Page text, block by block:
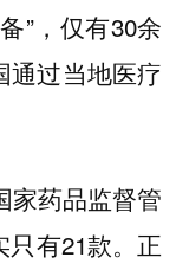
”，仅有30余
通过当地医疗
家药品监督管
有21款。正